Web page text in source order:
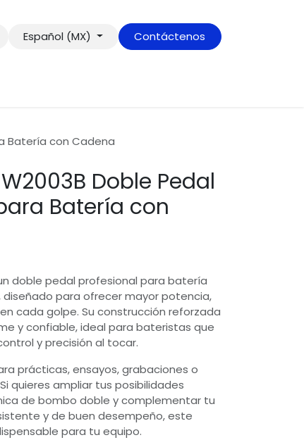
Español (MX) Contáctenos
Batería con Cadena
Doble Pedal
Batería con
doble pedal profesional para batería
para ofrecer mayor potencia,
cada golpe. Su construcción reforzada
y confiable, ideal para bateristas que
y precisión al tocar.
prácticas, ensayos, grabaciones o
quieres ampliar tus posibilidades
de bombo doble y complementar tu
y de buen desempeño, este
para tu equipo.